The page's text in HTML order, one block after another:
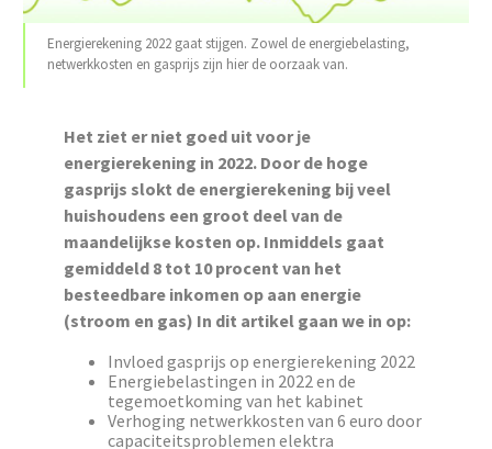
Energierekening 2022 gaat stijgen. Zowel de energiebelasting,
netwerkkosten en gasprijs zijn hier de oorzaak van.
Het ziet er niet goed uit voor je
energierekening in 2022. Door de hoge
gasprijs slokt de energierekening bij veel
huishoudens een groot deel van de
maandelijkse kosten op. Inmiddels gaat
gemiddeld 8 tot 10 procent van het
besteedbare inkomen op aan energie
(stroom en gas) In dit artikel gaan we in op:
Invloed gasprijs op energierekening 2022
Energiebelastingen in 2022 en de
tegemoetkoming van het kabinet
Verhoging netwerkkosten van 6 euro door
capaciteitsproblemen elektra